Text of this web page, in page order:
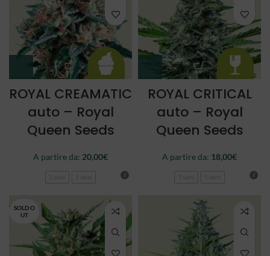
ROYAL CREAMATIC
auto – Royal
Queen Seeds
A partire da: 20,00€
ROYAL CRITICAL
auto – Royal
Queen Seeds
A partire da: 18,00€
SOLD O
UT